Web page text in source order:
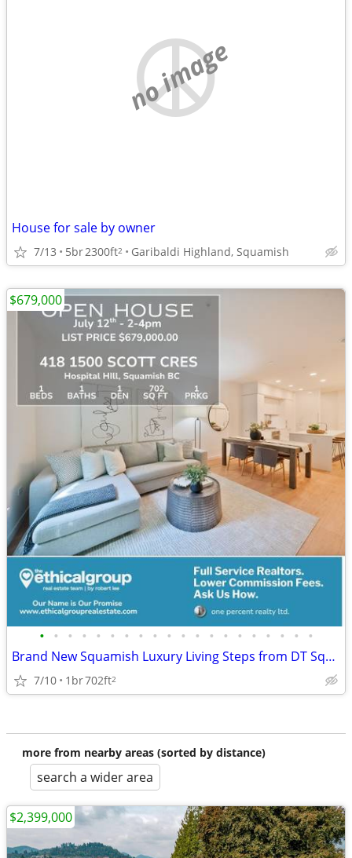
no image
House for sale by owner
7/13 5br2300ft2 Garibaldi Highland, Squamish
• • • • • • • • • • • • • • • • • • • •
Brand New Squamish Luxury Living Steps from DT Squamish!
7/10 1br702ft2
$679,000
more from nearby areas (sorted by distance)
search a wider area
$2,399,000